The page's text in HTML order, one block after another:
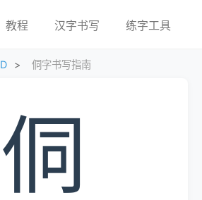
教程 汉字书写 练字工具
D > 侗字书写指南
侗